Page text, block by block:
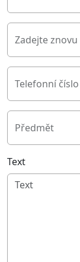
Zadejte
Telefonní číslo
Předmět
Text